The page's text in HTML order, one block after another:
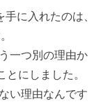
に入れたのは、
一つ別の理由か
にしました。
い理由なんです